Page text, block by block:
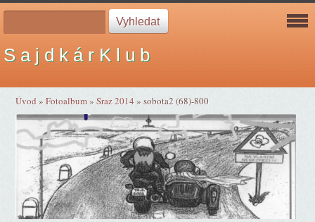
S a j d k á r K l u b
Úvod »Fotoalbum»Sraz 2014»sobota2 (68)-800